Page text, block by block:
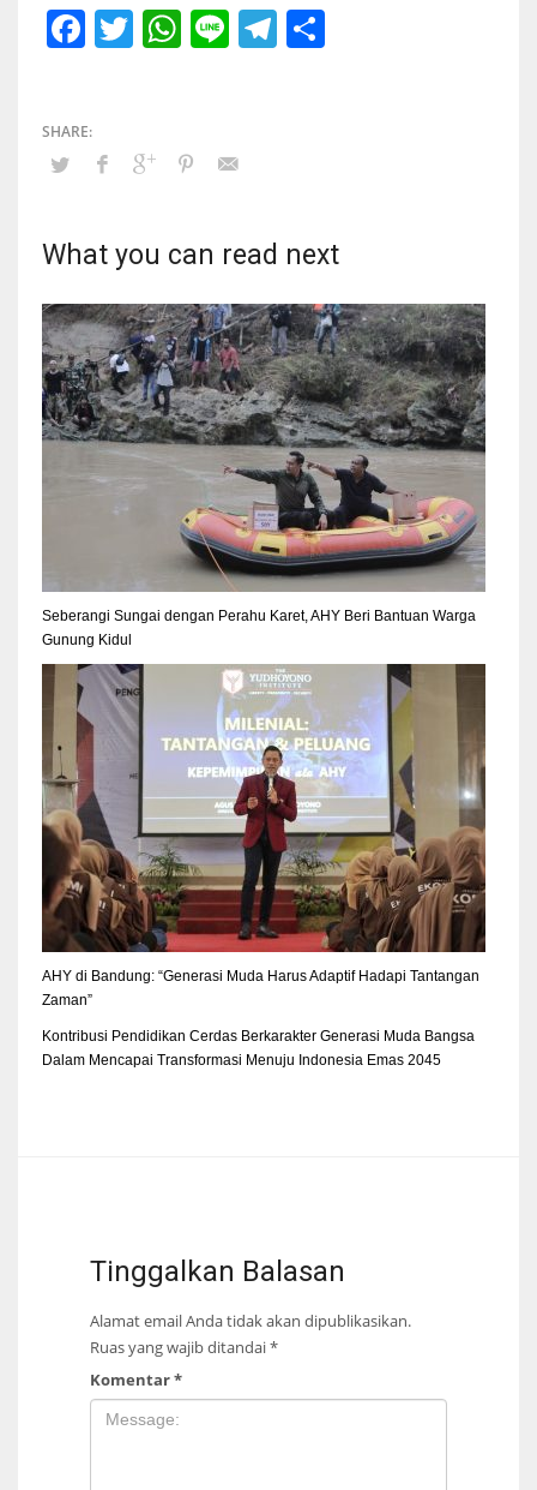
Facebook
Twitter
WhatsApp
LineTelegram
What you can read next
Seberangi Sungai dengan Perahu Karet, AHY Beri Bantuan Warga
Gunung Kidul
AHY di Bandung: “Generasi Muda Harus Adaptif Hadapi Tantangan
Zaman”
Kontribusi Pendidikan Cerdas Berkarakter Generasi Muda Bangsa
Dalam Mencapai Transformasi Menuju Indonesia Emas 2045
Tinggalkan Balasan
Alamat email Anda tidak akan dipublikasikan.
Ruas yang wajib ditandai*
Komentar*